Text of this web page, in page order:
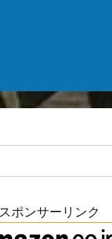
スポンサーリンク